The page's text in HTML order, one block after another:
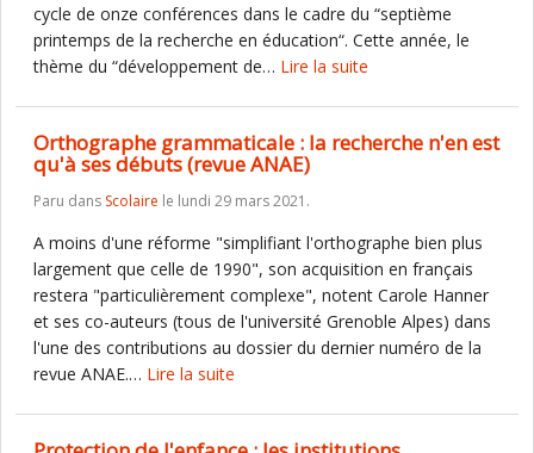
cycle de onze conférences dans le cadre du “septième
printemps de la recherche en éducation“. Cette année, le
thème du “développement de… Lire la suite
Orthographe grammaticale : la recherche n'en est
qu'à ses débuts (revue ANAE)
Paru dans Scolaire le lundi 29 mars 2021.
A moins d'une réforme "simplifiant l'orthographe bien plus
largement que celle de 1990", son acquisition en français
restera "particulièrement complexe", notent Carole Hanner
et ses co-auteurs (tous de l'université Grenoble Alpes) dans
l'une des contributions au dossier du dernier numéro de la
revue ANAE.… Lire la suite